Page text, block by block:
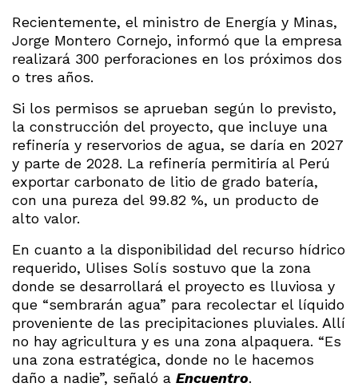
Recientemente, el ministro de Energía y Minas,
Jorge Montero Cornejo, informó que la empresa
realizará 300 perforaciones en los próximos dos
o tres años.
Si los permisos se aprueban según lo previsto,
la construcción del proyecto, que incluye una
refinería y reservorios de agua, se daría en 2027
y parte de 2028. La refinería permitiría al Perú
exportar carbonato de litio de grado batería,
con una pureza del 99.82 %, un producto de
alto valor.
En cuanto a la disponibilidad del recurso hídrico
requerido, Ulises Solís sostuvo que la zona
donde se desarrollará el proyecto es lluviosa y
que “sembrarán agua” para recolectar el líquido
proveniente de las precipitaciones pluviales. Allí
no hay agricultura y es una zona alpaquera. “Es
una zona estratégica, donde no le hacemos
daño a nadie”, señaló a Encuentro.